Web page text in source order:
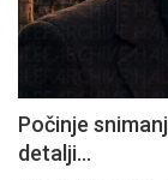
Počinje
detalji...